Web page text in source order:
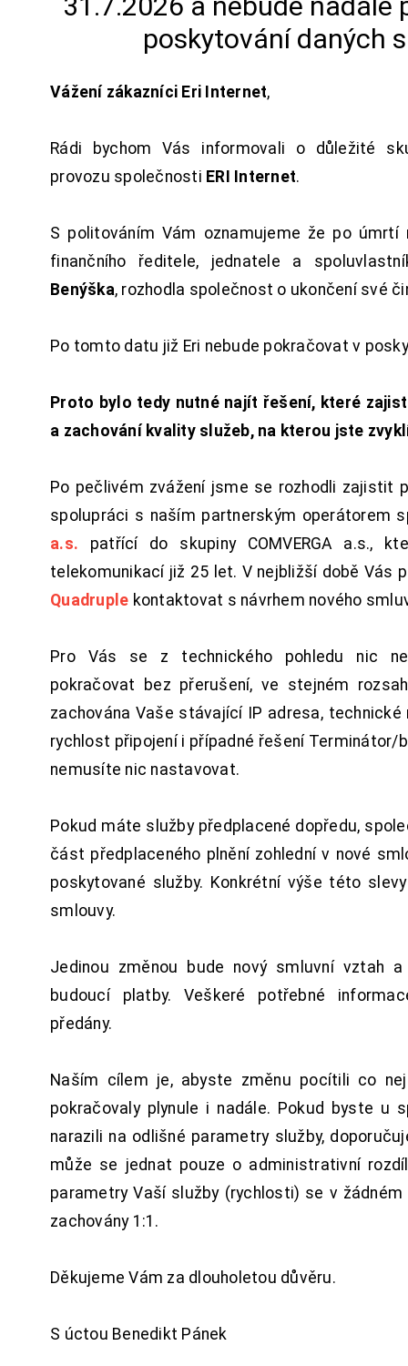
poskytování daných
Vážení zákazníci Eri Internet,
Rádi bychom Vás informovali o důležité
provozu společnosti ERI Internet.
S politováním Vám oznamujeme že po úmrtí
finančního ředitele, jednatele a
Benýška, rozhodla společnost o ukončení své
Po tomto datu již Eri nebude pokračovat v
Proto bylo tedy nutné najít řešení, které
a zachování kvality služeb, na kterou jste
Po pečlivém zvážení jsme se rozhodli zajistit
spolupráci s naším partnerským operátorem
a.s. patřící do skupiny COMVERGA a.s.,
telekomunikací již 25 let. V nejbližší době Vás
Quadruple kontaktovat s návrhem nového
Pro Vás se z technického pohledu nic
pokračovat bez přerušení, ve stejném
zachována Vaše stávající IP adresa, technické
rychlost připojení i případné řešení Terminátor/
nemusíte nic nastavovat.
Pokud máte služby předplacené dopředu,
část předplaceného plnění zohlední v nové
poskytované služby. Konkrétní výše této
smlouvy.
Jedinou změnou bude nový smluvní vztah
budoucí platby. Veškeré potřebné
předány.
Naším cílem je, abyste změnu pocítili co
pokračovaly plynule i nadále. Pokud byste u
narazili na odlišné parametry služby,
může se jednat pouze o administrativní
parametry Vaší služby (rychlosti) se v
zachovány 1:1.
Děkujeme Vám za dlouholetou důvěru.
S úctou Benedikt Pánek